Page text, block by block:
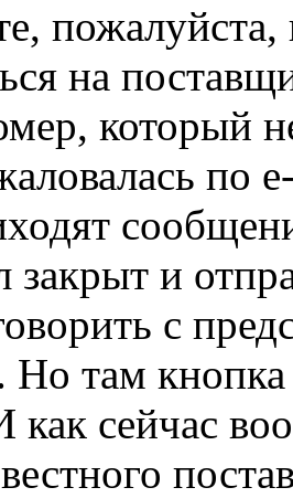
на
который
по
закрыт и
с
там
как сейчас